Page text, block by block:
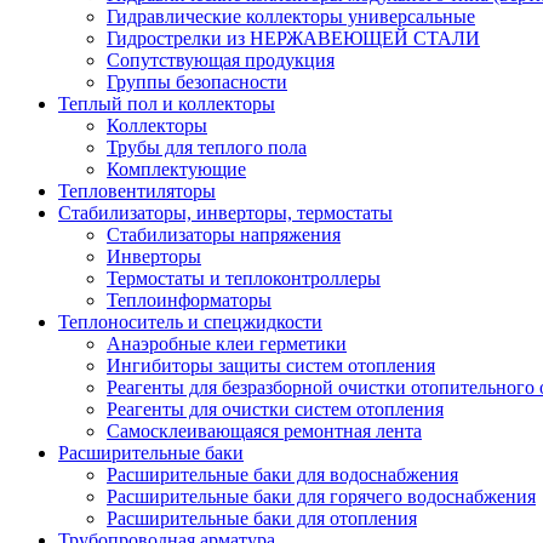
Гидравлические коллекторы универсальные
Гидрострелки из НЕРЖАВЕЮЩЕЙ СТАЛИ
Сопутствующая продукция
Группы безопасности
Теплый пол и коллекторы
Коллекторы
Трубы для теплого пола
Комплектующие
Тепловентиляторы
Стабилизаторы, инверторы, термостаты
Стабилизаторы напряжения
Инверторы
Термостаты и теплоконтроллеры
Теплоинформаторы
Теплоноситель и спецжидкости
Анаэробные клеи герметики
Ингибиторы защиты систем отопления
Реагенты для безразборной очистки отопительного
Реагенты для очистки систем отопления
Самосклеивающаяся ремонтная лента
Расширительные баки
Расширительные баки для водоснабжения
Расширительные баки для горячего водоснабжения
Расширительные баки для отопления